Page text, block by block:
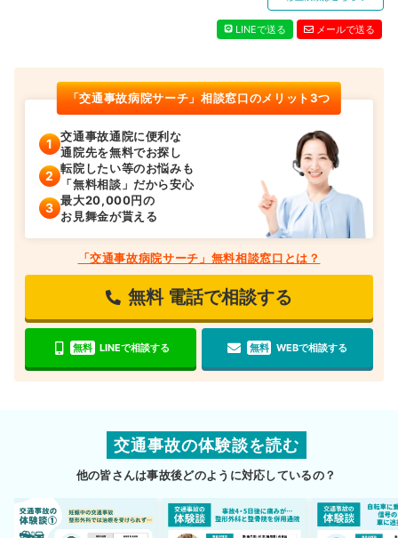
LINEで送る メールで送る
「交通事故病院サーチ」相談窓口のメリット3つ
交通事故通院に便利な
通院先を無料でお探し
転院したい等のお悩みも
「無料相談」だから安心
最大20,000円の
お見舞金が貰える
「交通事故病院サーチ」無料相談窓口とは？
無料 電話で相談する
無料 LINEで相談する 無料 WEBで相談する
交通事故の体験談を読む
他の皆さんは事故後どのように対応しているの？